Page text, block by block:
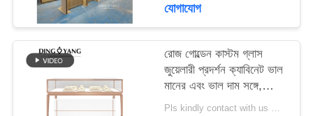
PRIVACY
POLICY
যোগাযোগ
রোজ গোল্ডেন কাস্টম গ্লাস
জুয়েলারী প্রদর্শন ক্যাবিনেট ভাল
মানের এবং ভাল দাম সঙ্গে,
শোকেস কারখানা সরাসরি বিক্রিPls kindly contact with us MOQ:1 দোকান বা 5 সেট / লাক্সারি জুয়েলারী স্টোর ফার্নিচার